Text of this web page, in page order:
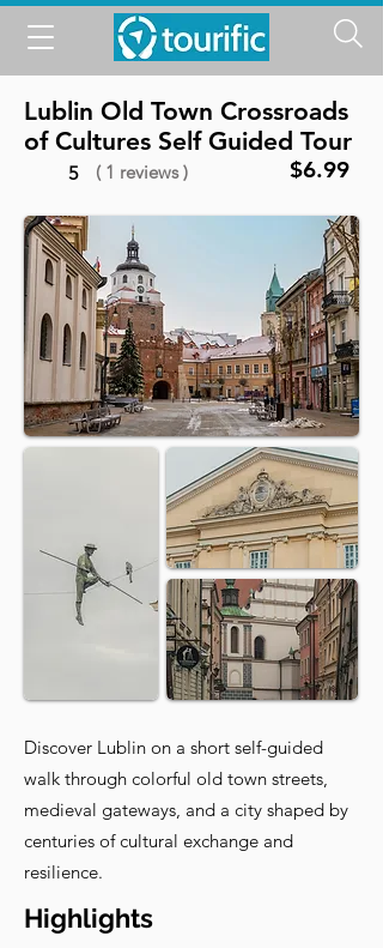
Lublin Old Town Crossroads
of Cultures Self Guided Tour
5 ( 1 reviews ) $6.99
Discover Lublin on a short self-guided
walk through colorful old town streets,
medieval gateways, and a city shaped by
centuries of cultural exchange and
resilience.
Highlights